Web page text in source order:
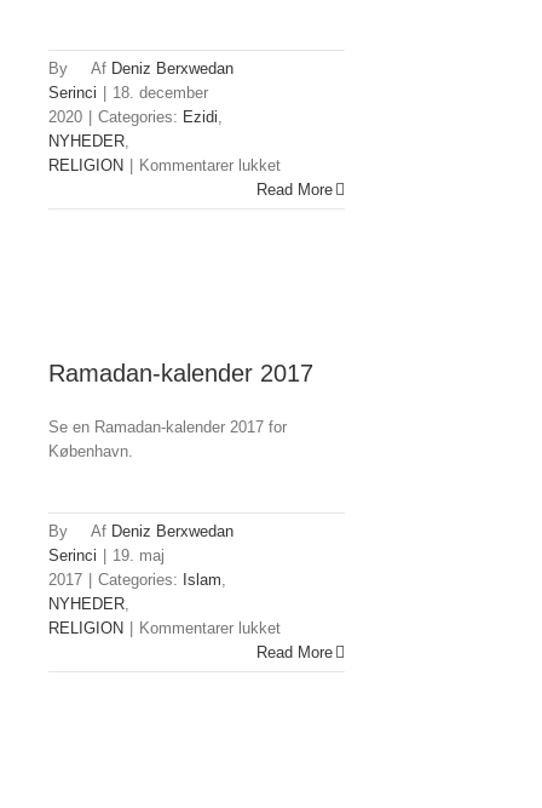
By
Deniz Berxwedan
Serinci
18. december
2020
Categories: Ezidi,
NYHEDER,
RELIGION
Kommentarer lukkettil
Ezidier
fejrer
Read More
Ramadan-kalender 2017
Se en Ramadan-kalender 2017 for
København.
By
Deniz Berxwedan
Serinci
19. maj
2017
Categories: Islam,
NYHEDER,
RELIGION
Kommentarer lukkettil
Ramadan-
kalender
Read More